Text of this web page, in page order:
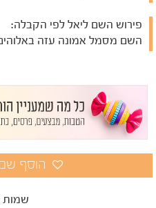
פירוש השם ליאל לפי הקבלה:
השם מסמל אמונה עזה באלוהים
שמות